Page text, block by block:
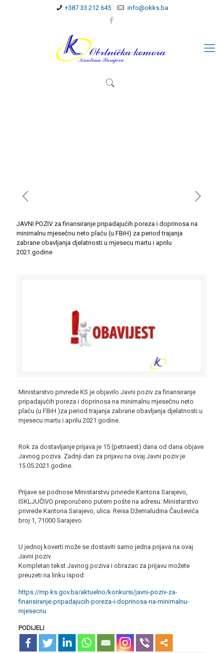
+387 33 212 645 info@okks.ba
JAVNI POZIV za finansiranje pripadajućih poreza i doprinosa na
minimalnu mjesečnu neto plaću (u FBiH) za period trajanja
zabrane obavljanja djelatnosti u mjesecu martu i aprilu
2021.godine
Ministarstvo privrede KS je objavilo Javni poziv za finansiranje
pripadajućih poreza i doprinosa na minimalnu mjesečnu neto
plaću (u FBiH )za period trajanja zabrane obavljanja djelatnosti u
mjesecu martu i aprilu 2021.godine.
Rok za dostavljanje prijava je 15 (petnaest) dana od dana objave
Javnog poziva. Zadnji dan za prijavu na ovaj Javni poziv je
15.05.2021.godine.
Prijave se podnose Ministarstvu privrede Kantona Sarajevo,
ISKLJUČIVO preporučeno putem pošte na adresu: Ministarstvo
privrede Kantona Sarajevo, ulica: Reisa Džemaludina Čauševića
broj 1, 71000 Sarajevo.
U jednoj koverti može se dostaviti samo jedna prijava na ovaj
Javni poziv.
Kompletan tekst Javnog poziva i obrazac za prijavu možete
preuzeti na linku ispod:
https://mp.ks.gov.ba/aktuelno/konkursi/javni-poziv-za-
finansiranje-pripadajucih-poreza-i-doprinosa-na-minimalnu-
mjesecnu
PODIJELI